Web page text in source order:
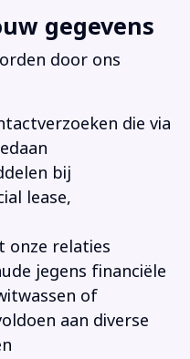
gegevens
door ons
die via
bij
lease,
onze relaties
jegens financiële
of
aan diverse